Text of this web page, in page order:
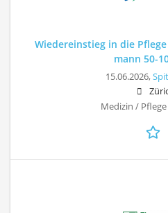
Wiedereinstieg in die
mann 50-
15.06.2026,
Medizin /